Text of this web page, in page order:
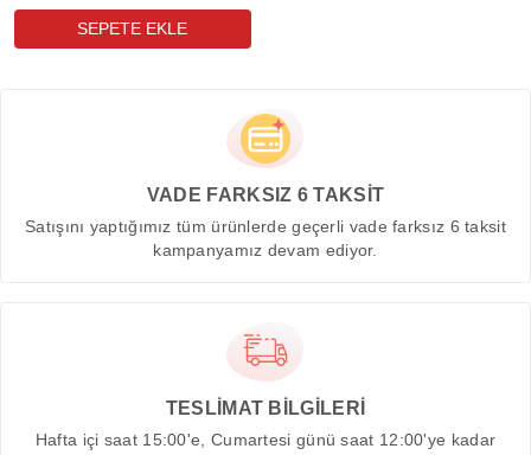
VADE FARKSIZ 6 TAKSİT
Satışını yaptığımız tüm ürünlerde geçerli vade farksız 6 taksit
kampanyamız devam ediyor.
TESLİMAT BİLGİLERİ
Hafta içi saat 15:00'e, Cumartesi günü saat 12:00'ye kadar